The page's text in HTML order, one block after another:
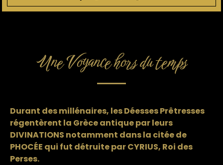
Une Voyance hors du temps
Durant des millénaires, les Déesses Prêtresses
régentèrent la Grèce antique par leurs
DIVINATIONS notamment dansla citée de
PHOCÉE qui fut détruite par CYRIUS, Roi des
Perses.